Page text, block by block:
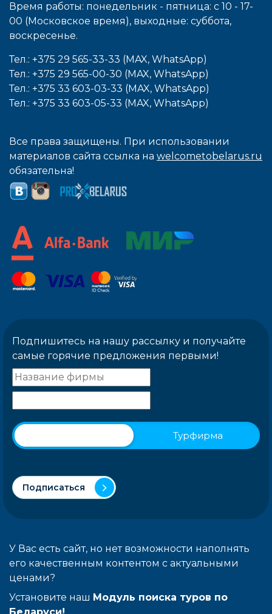
Время работы: понедельник - пятница: с 10 - 17-
00 (Московское время), выходные: cуббота,
воcкресенье.
Тел.: +375 29 565-33-33 (MAX, WhatsApp)
Тел.: +375 29 565-00-30 (MAX, WhatsApp)
Тел.: +375 33 603-03-33 (MAX, WhatsApp)
Тел.: +375 33 603-05-33 (MAX, WhatsApp)
Все права защищены. При использовании
материалов сайта ссылка на welcometobelarus.ru
обязательна!
Подпишитесь на нашу рассылку и получайте
самые горячие предложения первыми!
Турфирма
Подписаться
У Вас есть сайт, но нет возможности наполнять
его качественным контентом с актуальными
ценами?
Установите наш Модуль поиска туров по